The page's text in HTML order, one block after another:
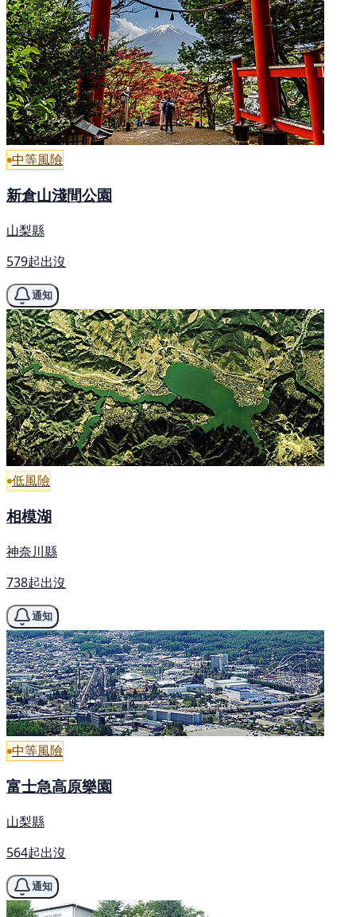
中等風險
新倉山淺間公園
山梨縣
579起出沒
通知
低風險
相模湖
神奈川縣
738起出沒
通知
中等風險
富士急高原樂園
山梨縣
564起出沒
通知